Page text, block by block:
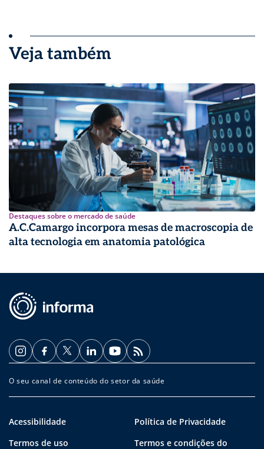
Veja também
Destaques sobre o mercado de saúde
A.C.Camargo incorpora mesas de macroscopia de
alta tecnologia em anatomia patológica
O seu canal de conteúdo do setor da saúde
Acessibilidade
Política de Privacidade
Termos de uso
Termos e condições do